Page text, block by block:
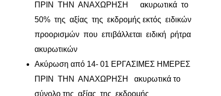
ΠΡΙΝ ΤΗΝ ΑΝΑΧΩΡΗΣΗ ακυρωτικά το
50% της αξίας της εκδρομής εκτός ειδικών
προορισμών που επιβάλλεται ειδική ρήτρα
ακυρωτικών
Ακύρωση από 14- 01 ΕΡΓΑΣΙΜΕΣ ΗΜΕΡΕΣ
ΠΡΙΝ ΤΗΝ ΑΝΑΧΩΡΗΣΗ ακυρωτικά το
σύνολο της αξίας της εκδρομής